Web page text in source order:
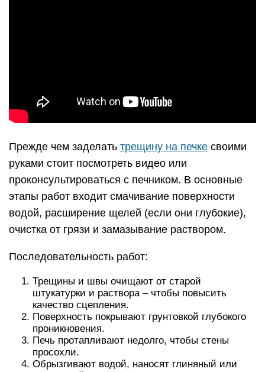
Прежде чем заделать трещину на печке своими
руками стоит посмотреть видео или
проконсультироваться с печником. В основные
этапы работ входит смачивание поверхности
водой, расширение щелей (если они глубокие),
очистка от грязи и замазывание раствором.
Последовательность работ:
Трещины и швы очищают от старой
штукатурки и раствора – чтобы повысить
качество сцепления.
Поверхность покрывают грунтовкой глубокого
проникновения.
Печь протапливают недолго, чтобы стены
просохли.
Обрызгивают водой, наносят глиняный или